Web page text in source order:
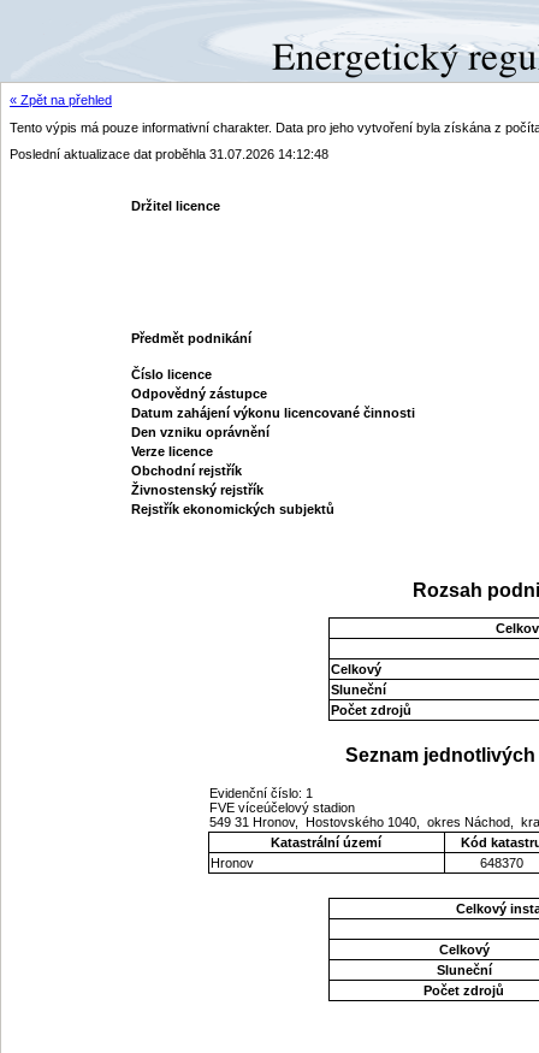
« Zpět na přehled
Tento výpis má pouze informativní charakter. Data pro jeho vytvoření byla získána z
Poslední aktualizace dat proběhla 31.07.2026 14:12:48
Držitel licence
Předmět podnikání
Číslo licence
Odpovědný zástupce
Datum zahájení výkonu licencované činnosti
Den vzniku oprávnění
Verze licence
Obchodní rejstřík
Živnostenský rejstřík
Rejstřík ekonomických subjektů
Rozsah
Celkový
Sluneční
Počet zdrojů
Seznam
Evidenční číslo: 1
FVE víceúčelový stadion
549 31 Hronov, Hostovského 1040, okres Náchod,
Katastrální území
Kód
Hronov
648370
Celkový
Celkový
Sluneční
Počet zdrojů